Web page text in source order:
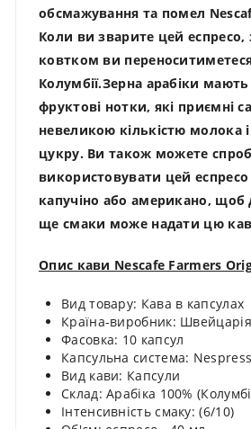
обсмажування та помел
Коли ви зварите цей
ковтком ви
Колумбії.Зерна арабіки
фруктові нотки, які приємні
невеликою кількістю молока і
цукру. Ви також можете
використовувати цей
капучіно або американо, щоб
ще смаки може надати цю
Опис кави Nescafe Farmers
Вид товару: Кава в капсулах
Країна-виробник: Швейцарія
Фасовка: 10 капсул
Капсульна система:
Вид кави: Капсули
Склад: Арабіка 100%
Інтенсивність смаку: (6/10)